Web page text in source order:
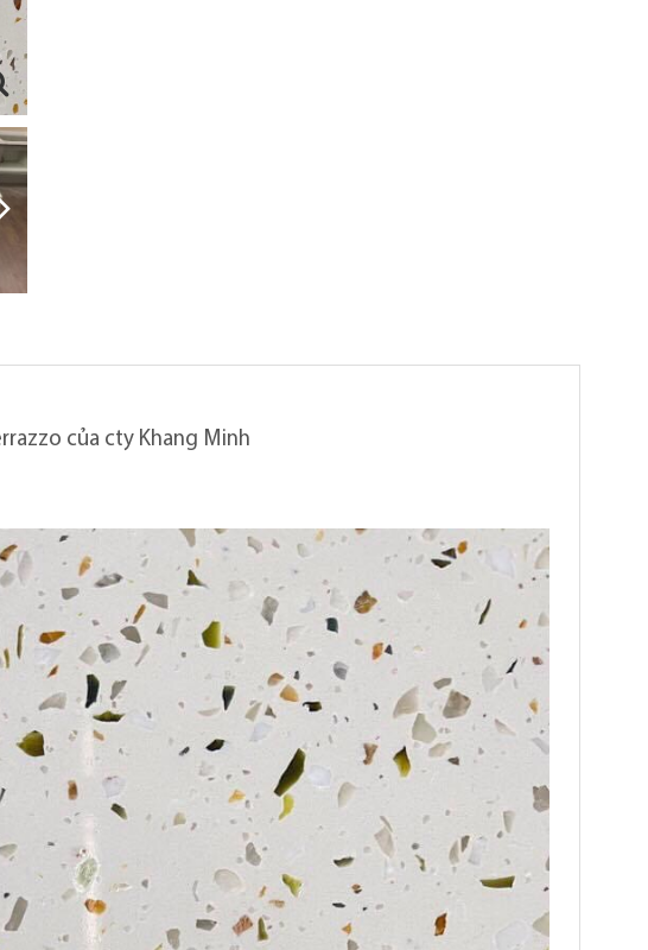
của cty Khang Minh